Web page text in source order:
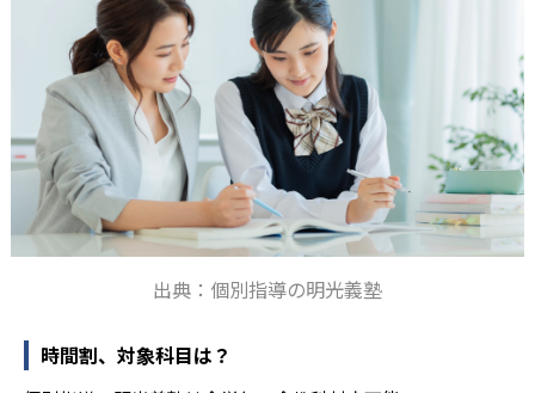
出典：個別指導の明光義塾
時間割、対象科目は？